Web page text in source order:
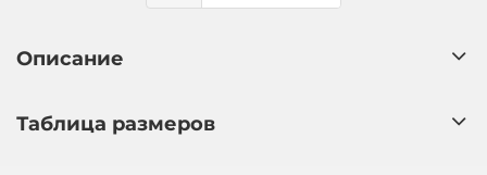
Описание
Таблица размеров